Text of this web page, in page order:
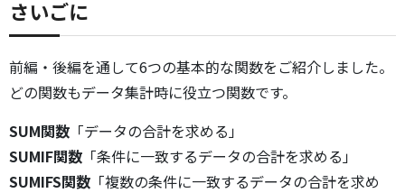
さいごに
前編・後編を通して6つの基本的な関数をご紹介しました。
どの関数もデータ集計時に役立つ関数です。
SUM関数 「データの合計を求める」
SUMIF関数 「条件に一致するデータの合計を求める」
SUMIFS関数 「複数の条件に一致するデータの合計を求め